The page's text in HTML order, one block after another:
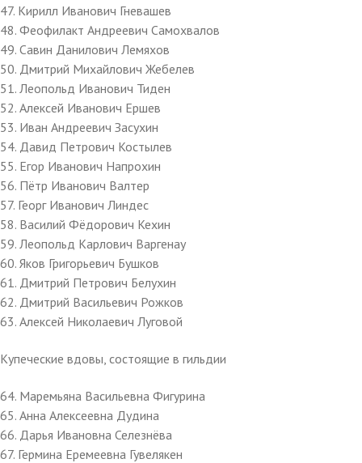
47. Кирилл Иванович Гневашев
48. Феофилакт Андреевич Самохвалов
49. Савин Данилович Лемяхов
50. Дмитрий Михайлович Жебелев
51. Леопольд Иванович Тиден
52. Алексей Иванович Ершев
53. Иван Андреевич Засухин
54. Давид Петрович Костылев
55. Егор Иванович Напрохин
56. Пётр Иванович Валтер
57. Георг Иванович Линдес
58. Василий Фёдорович Кехин
59. Леопольд Карлович Варгенау
60. Яков Григорьевич Бушков
61. Дмитрий Петрович Белухин
62. Дмитрий Васильевич Рожков
63. Алексей Николаевич Луговой
Купеческие вдовы, состоящие в гильдии
64. Маремьяна Васильевна Фигурина
65. Анна Алексеевна Дудина
66. Дарья Ивановна Селезнёва
67. Гермина Еремеевна Гувелякен